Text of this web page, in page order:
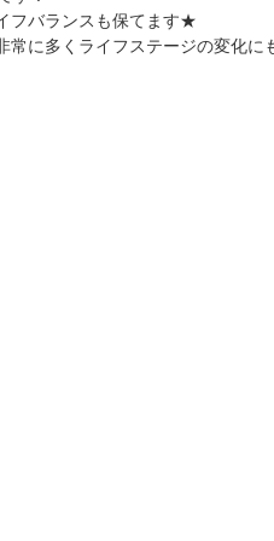
フバランスも保てます★
常に多くライフステージの変化